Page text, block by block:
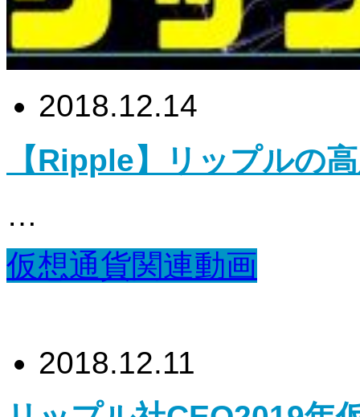
2018.12.14
【Ripple】リップルの
…
仮想通貨関連動画
2018.12.11